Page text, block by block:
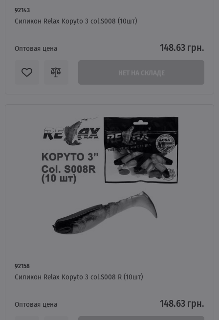
92143
Силикон Relax Kopyto 3 col.S008 (10шт)
Оптовая цена 148.63 грн.
92158
Силикон Relax Kopyto 3 col.S008 R (10шт)
Оптовая цена 148.63 грн.